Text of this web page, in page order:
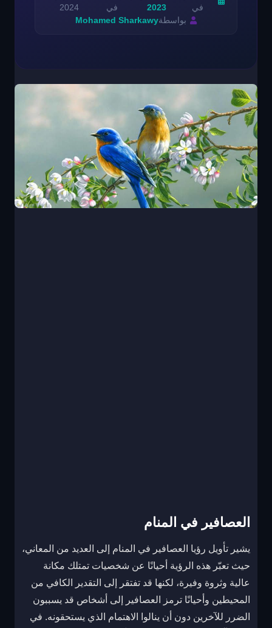
في
2023
في
2024
بواسطةMohamed Sharkawy
العصافير في المنام
يشير تأويل رؤيا العصافير في المنام إلى العديد من المعاني،
حيث تعبّر هذه الرؤية أحيانًا عن شخصيات تمتلك مكانة
عالية وثروة وفيرة، لكنها قد تفتقر إلى التقدير الكافي من
المحيطين وأحيانًا ترمز العصافير إلى أشخاص قد يسببون
الضرر للآخرين دون أن ينالوا الاهتمام الذي يستحقونه. في